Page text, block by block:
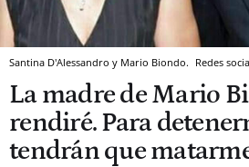
Santina D'Alessandro y Mario Biondo. Redes
La madre de Mario
rendiré. Para
tendrán que